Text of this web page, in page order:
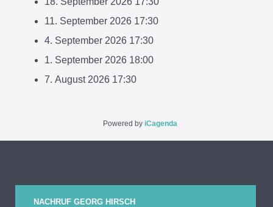
11. September 2026 17:30
4. September 2026 17:30
1. September 2026 18:00
7. August 2026 17:30
Powered by iCagenda
NACHRUF GEORG HIRSCH